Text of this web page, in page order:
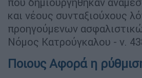
και νέους συνταξιούχους
προηγούμενων
Νόμος Κατρούγκαλου - ν.
Ποιους Αφορά η